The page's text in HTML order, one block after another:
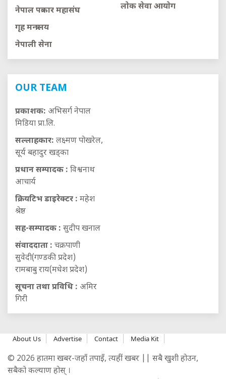
नेपाल पत्रकार महासंघ
गृह मन्त्रालय
नेपाली सेना
लाेक सेवा आयाेग
OUR TEAM
प्रकाशक: अभिसर्ग नेपाल
मिडिया प्रा.लि.
सल्लाहकार: लक्ष्मण पोखरेल,
सूर्य बहादुर खड्का
प्रधान सम्पादक : विश्वनाथ
आचार्य
क्रियटिभ डाइरेक्टर : महेश
श्रेष्ठ
सह-सम्पादक : सुदीप खनाल
संवाददाता : चक्रपाणी
सुवेदी(गण्डकी प्रदेश)
रामबाबु राय(मधेश प्रदेश)
सूचना तथा प्रविधि : अमिर
गिरी
About Us Advertise Contact Media Kit
© 2026 हातमा खबर-जहाँ तपाइँ, त्यहीं खबर || सबै खुशी होउन,
सबैको कल्याण होस् ।